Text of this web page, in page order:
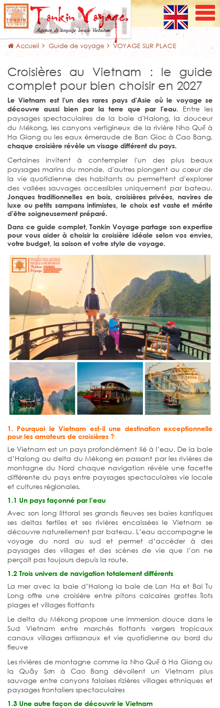
Accueil Guide de voyage VOYAGE SUR PLACE
Croisières au Vietnam : le guide
complet pour bien choisir en 2027
Le Vietnam est l'un des rares pays d'Asie où le voyage se
découvre aussi bien par la terre que par l'eau. Entre les
paysages spectaculaires de la baie d'Halong, la douceur
du Mékong, les canyons vertigineux de la rivière Nho Quế à
Ha Giang ou les eaux émeraude de Ban Gioc à Cao Bang,
chaque croisière révèle un visage différent du pays.
Certaines invitent à contempler l'un des plus beaux
paysages marins du monde, d'autres plongent au cœur de
la vie quotidienne des habitants ou permettent d'explorer
des vallées sauvages accessibles uniquement par bateau.
Jonques traditionnelles en bois, croisières privées, navires de
luxe ou petits sampans intimistes, le choix est vaste et mérite
d'être soigneusement préparé.
Dans ce guide complet, Tonkin Voyage partage son expertise
pour vous aider à choisir la croisière idéale selon vos envies,
votre budget, la saison et votre style de voyage.
1. Pourquoi le Vietnam est-il une destination exceptionnelle
pour les amateurs de croisières ?
Le Vietnam est un pays profondément lié à l’eau. De la baie
d’Halong au delta du Mékong en passant par les rivières de
montagne du Nord chaque navigation révèle une facette
différente du pays entre paysages spectaculaires vie locale
et cultures régionales.
1.1 Un pays façonné par l’eau
Avec son long littoral ses grands fleuves ses baies karstiques
ses deltas fertiles et ses rivières encaissées le Vietnam se
découvre naturellement par bateau. L’eau accompagne le
voyage du nord au sud et permet d’accéder à des
paysages des villages et des scènes de vie que l’on ne
perçoit pas toujours depuis la route.
1.2 Trois univers de navigation totalement différents
La mer avec la baie d’Halong la baie de Lan Ha et Bai Tu
Long offre une croisière entre pitons calcaires grottes îlots
plages et villages flottants
Le delta du Mékong propose une immersion douce dans le
Sud Vietnam entre marchés flottants vergers tropicaux
canaux villages artisanaux et vie quotidienne au bord du
fleuve
Les rivières de montagne comme la Nho Quế à Ha Giang ou
la Quây Sơn à Cao Bang dévoilent un Vietnam plus
sauvage entre canyons falaises rizières villages ethniques et
paysages frontaliers spectaculaires
1.3 Une autre façon de découvrir le Vietnam